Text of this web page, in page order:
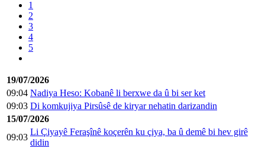
1
2
3
4
5
19/07/2026
09:04 Nadiya Heso: Kobanê li berxwe da û bi ser ket
09:03 Di komkujiya Pirsûsê de kiryar nehatin darizandin
15/07/2026
09:03
Li Çiyayê Feraşînê koçerên ku çiya, ba û demê bi hev girê
didin